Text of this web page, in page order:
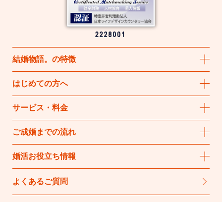
結婚物語。 の特徴
はじめての方へ
サービス・料金
ご成婚までの流れ
婚活お役立ち情報
よくあるご質問